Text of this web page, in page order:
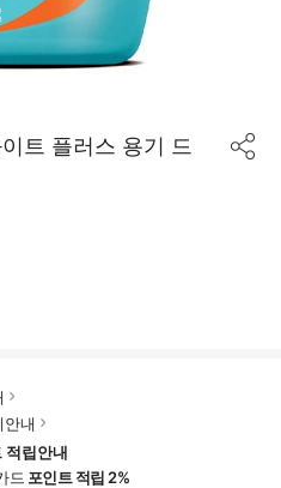
트 플러스 용기 드
공
내
적립안내
드 포인트 적립 2%